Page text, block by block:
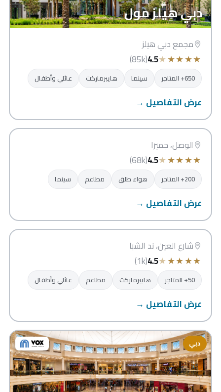
دبي هيلز مول
مجمع دبي هيلز
★
★
★
★
★
4.5
(85k)
650+ المتاجر سينما هايبرماركت عائلي وأطفال
عرض التفاصيل →
دبي
سيتي ووك
الوصل، جميرا
★
★
★
★
★
4.5
(68k)
200+ المتاجر هواء طلق مطاعم سينما
عرض التفاصيل →
دبي
أفينيو مول
شارع العين، ند الشبا
★
★
★
★
★
4.5
(1k)
50+ المتاجر هايبرماركت مطاعم عائلي وأطفال
عرض التفاصيل →
دبي